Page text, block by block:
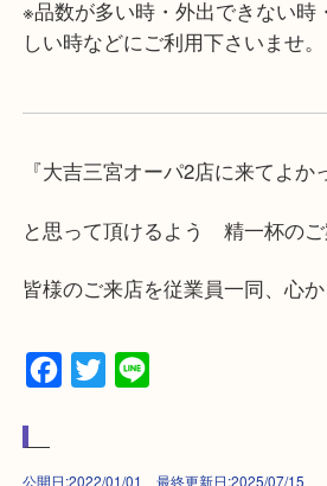
・三宮駅の地下を通って頂け
・近隣にコインパーキングが
・店舗には珍しく10時から21
帰りにもお立ち寄り可能です。
・年中無休です！年末年始も
対応させて頂きます♪